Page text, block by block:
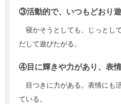
③活動的で、いつもどおり
寝かそうとしても、じっとし
だして遊びたがる。
④目に輝きや力があり、表
目つきに力がある。表情にも
ている。